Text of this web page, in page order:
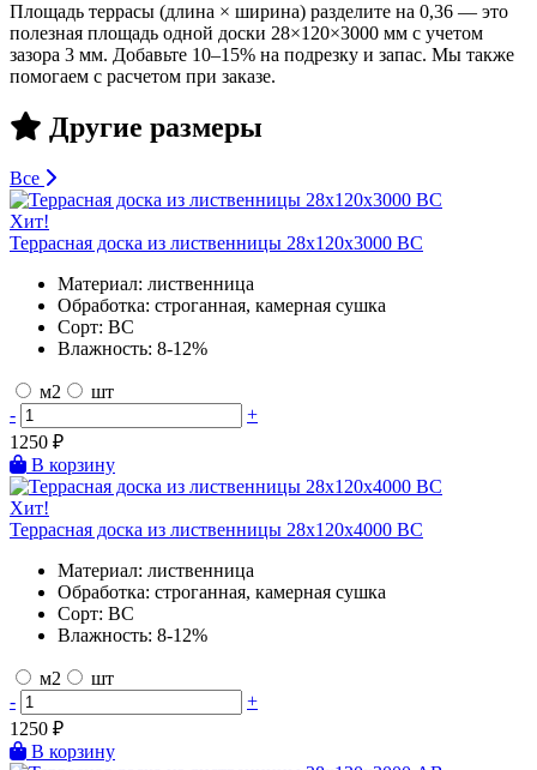
Площадь террасы (длина × ширина) разделите на 0,36 — это
полезная площадь одной доски 28×120×3000 мм с учетом
зазора 3 мм. Добавьте 10–15% на подрезку и запас. Мы также
помогаем с расчетом при заказе.
Другие размеры
Все
Хит!
Террасная доска из лиственницы 28х120х3000 BC
Материал: лиственница
Обработка: строганная, камерная сушка
Сорт: BC
Влажность: 8-12%
м2
шт
-
+
1250 ₽
В корзину
Хит!
Террасная доска из лиственницы 28х120х4000 BC
Материал: лиственница
Обработка: строганная, камерная сушка
Сорт: BC
Влажность: 8-12%
м2
шт
-
+
1250 ₽
В корзину